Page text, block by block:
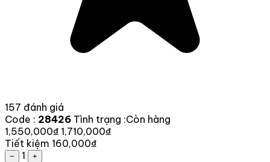
157 đánh giá
Code : 28426 Tình trạng :Còn hàng
1,550,000₫ 1,710,000₫
Tiết kiệm 160,000₫
− 1
+